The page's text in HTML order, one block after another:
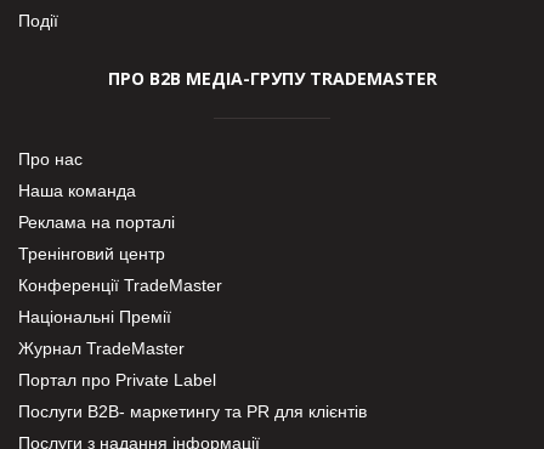
Події
ПРО В2В МЕДІА-ГРУПУ TRADEMASTER
Про нас
Наша команда
Реклама на порталі
Тренінговий центр
Конференції TradeMaster
Національні Премії
Журнал TradeMaster
Портал про Private Label
Послуги В2В- маркетингу та PR для клієнтів
Послуги з надання інформації